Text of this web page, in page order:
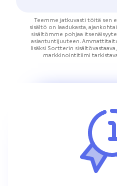
Teemme jatkuvasti töitä sen
sisältö on laadukasta,
sisältömme pohjaa
asiantuntijuuteen.
lisäksi Sortterin
markkinointitiimi